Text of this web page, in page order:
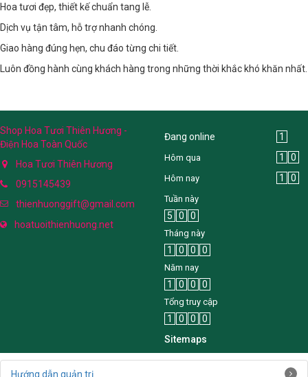
Hoa tươi đẹp, thiết kế chuẩn tang lễ.
Dịch vụ tận tâm, hỗ trợ nhanh chóng.
Giao hàng đúng hẹn, chu đáo từng chi tiết.
Luôn đồng hành cùng khách hàng trong những thời khắc khó khăn nhất.
Shop Hoa Tươi Thiên Hương -
Điện Hoa Toàn Quốc
Hoa Tươi Thiên Hương
0915145439
thienhuonggift@gmail.com
hoatuoithienhuong.net
Đang online 1
Hôm qua 1 0
Hôm nay 1 0
Tuần này
5 0 0
Tháng này
1 0 0 0
Năm nay
1 0 0 0
Tổng truy cập
1 0 0
0
Sitemaps
Hướng dẫn quản trị